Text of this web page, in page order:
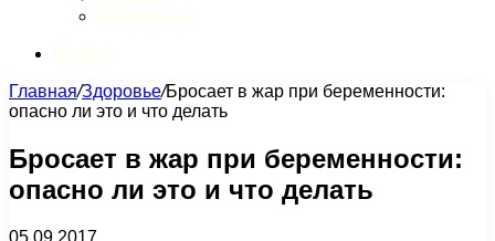
Главная/Здоровье/Бросает в жар при беременности:
опасно ли это и что делать
Бросает в жар при беременности:
опасно ли это и что делать
05.09.2017